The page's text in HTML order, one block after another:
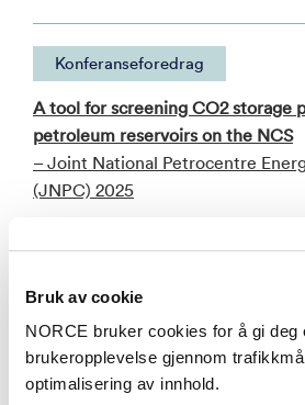
Bruk av cookie
NORCE bruker cookies for å gi deg
brukeropplevelse gjennom
optimalisering av innhold.
Konferanseforedrag
A tool for screening CO2 storage
petroleum reservoirs on the NCS
– Joint National Petrocentre
(JNPC) 2025
Aktuelt